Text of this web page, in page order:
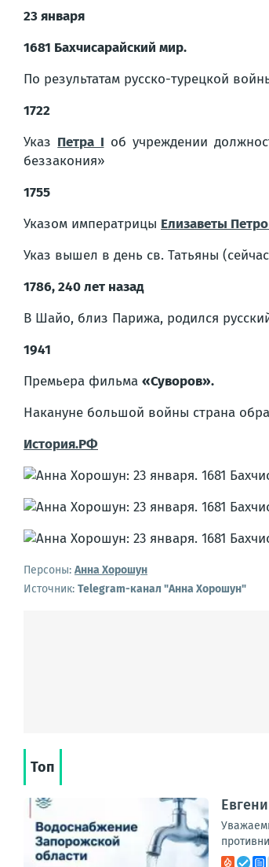
23 января
1681 Бахчисарайский мир.
По результатам русско-турецкой
1722
Указ Петра I об учреждении
беззакония»
1755
Указом императрицы Елизаветы
Указ вышел в день св. Татьяны
1786, 240 лет назад
В Шайо, близ Парижа, родился
1941
Премьера фильма «Суворов».
Накануне большой войны страна
История.РФ
Персоны: Анна Хорошун
Источник: Telegram-канал "Анна Хорошун"
Топ